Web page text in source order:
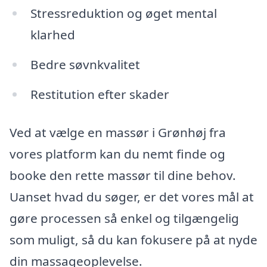
Stressreduktion og øget mental
klarhed
Bedre søvnkvalitet
Restitution efter skader
Ved at vælge en massør i Grønhøj fra
vores platform kan du nemt finde og
booke den rette massør til dine behov.
Uanset hvad du søger, er det vores mål at
gøre processen så enkel og tilgængelig
som muligt, så du kan fokusere på at nyde
din massageoplevelse.